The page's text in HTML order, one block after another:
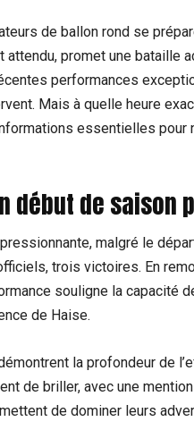
de ballon rond se
attendu, promet une bataille
performances
Mais à quelle heure
essentielles pour
début de saison
malgré le
trois victoires. En
souligne la capacité
de Haise.
la profondeur de
de briller, avec une
de dominer leurs